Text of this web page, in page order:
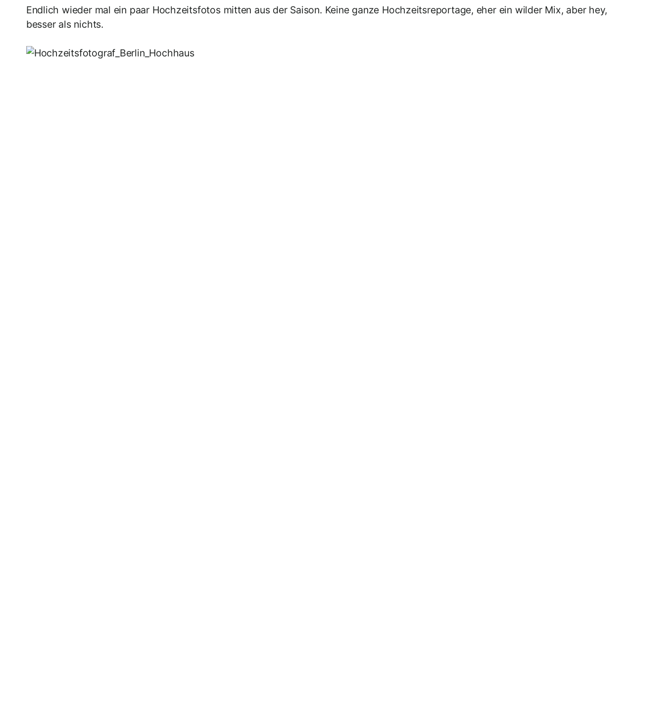
Endlich wieder mal ein paar Hochzeitsfotos mitten aus der Saison. Keine ganze Hochzeitsreportage, eher ein wilder Mix, aber hey,
besser als nichts.